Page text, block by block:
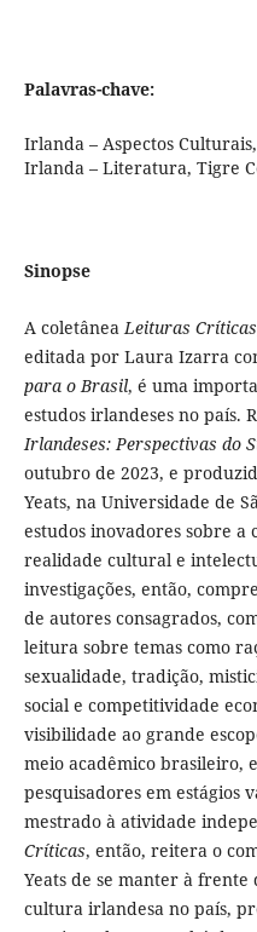
Palavras-chave:
Irlanda – Aspectos
Irlanda – Literatura, Tigre
Sinopse
A coletâneaLeituras Críticas
editada por Laura Izarra
para o Brasil, é uma
estudos irlandeses no país.
Irlandeses: Perspectivas do
outubro de 2023, e
Yeats, na Universidade de
estudos inovadores sobre
realidade cultural e
investigações, então,
de autores consagrados,
leitura sobre temas como
sexualidade, tradição,
social e competitividade
visibilidade ao grande
meio acadêmico brasileiro,
pesquisadores em estágios
mestrado à atividade
Críticas, então, reitera o
Yeats de se manter à
cultura irlandesa no país,